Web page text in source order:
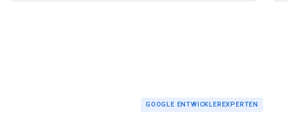
GOOGLE ENTWICKLEREXPERTEN